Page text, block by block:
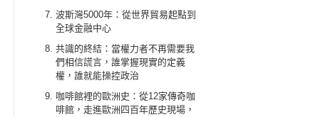
波斯灣5000年：從世界貿易起點到
全球金融中心
共識的終結：當權力者不再需要我
們相信謊言，誰掌握現實的定義
權，誰就能操控政治
咖啡館裡的歐洲史：從12家傳奇咖
啡館，走進歐洲四百年歷史現場，